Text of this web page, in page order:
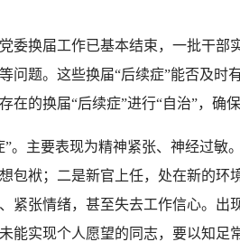
换届工作已基本结束，一批干部
问题。这些换届“后续症”能否及
在的换届“后续症”进行“自治”，确
主要表现为精神紧张、神经过敏
包袱；二是新官上任，处在新的
紧张情绪，甚至失去工作信心。
能实现个人愿望的同志，要以知